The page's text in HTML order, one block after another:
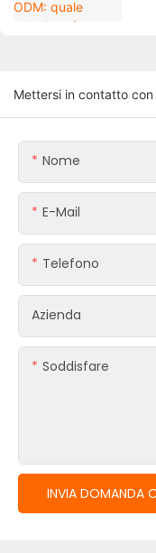
Mettersi in contatto con
Nome
E-Mail
Telefono
Azienda
Soddisfare
INVIA DOMANDA